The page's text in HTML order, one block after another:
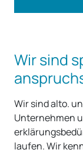
Wir sind
Wir sind alto.
Unternehmen
laufen. Wir